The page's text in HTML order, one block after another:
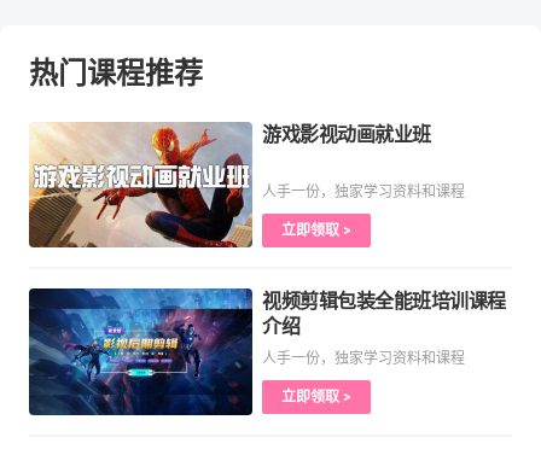
热门课程推荐
游戏影视动画就业班
人手一份，独家学习资料和课程
立即领取 >
视频剪辑包装全能班培训课程
介绍
人手一份，独家学习资料和课程
立即领取 >